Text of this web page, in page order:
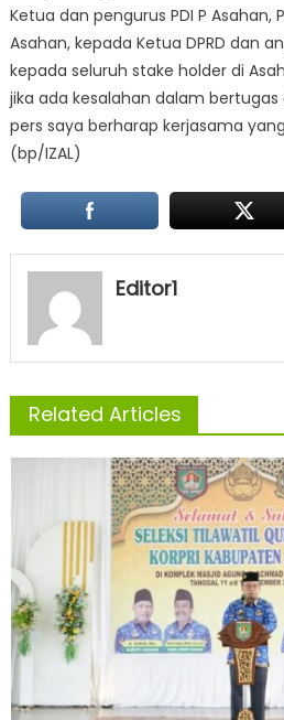
Ketua dan pengurus PDI P
Asahan, kepada Ketua DPRD dan
kepada seluruh stake holder di
jika ada kesalahan dalam
pers saya berharap kerjasama
(bp/IZAL)
Editor1
Related Articles